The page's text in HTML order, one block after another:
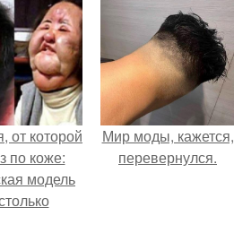
от которой
по коже:
модель
Мир моды, кажется,
перевернулся.